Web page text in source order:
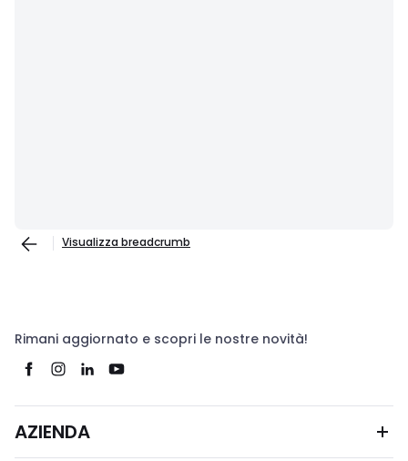
Visualizza breadcrumb
Rimani aggiornato e scopri le nostre novità!
AZIENDA